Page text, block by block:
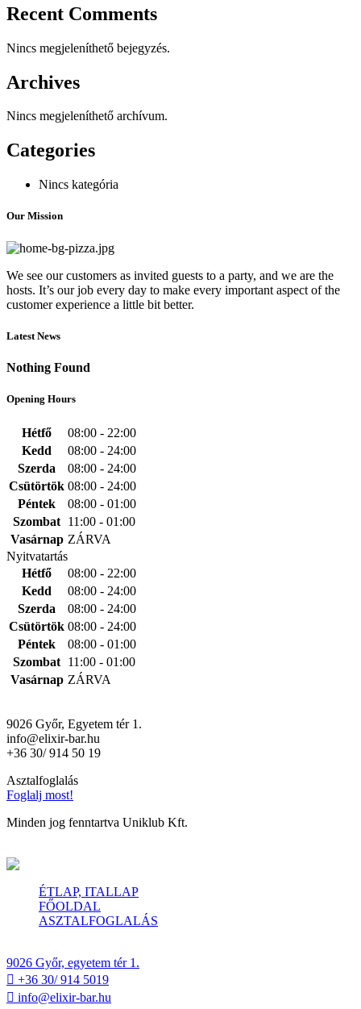
Recent Comments
Nincs megjeleníthető bejegyzés.
Archives
Nincs megjeleníthető archívum.
Categories
Nincs kategória
Our Mission
We see our customers as invited guests to a party, and we are the
hosts. It’s our job every day to make every important aspect of the
customer experience a little bit better.
Latest News
Nothing Found
Opening Hours
Hétfő
08:00 - 22:00
Kedd
08:00 - 24:00
Szerda
08:00 - 24:00
Csütörtök 08:00 - 24:00
Péntek
08:00 - 01:00
Szombat 11:00 - 01:00
Vasárnap ZÁRVA
Nyitvatartás
Hétfő
08:00 - 22:00
Kedd
08:00 - 24:00
Szerda
08:00 - 24:00
Csütörtök 08:00 - 24:00
Péntek
08:00 - 01:00
Szombat 11:00 - 01:00
Vasárnap ZÁRVA
9026 Győr, Egyetem tér 1.
info@elixir-bar.hu
+36 30/ 914 50 19
Asztalfoglalás
Foglalj most!
Minden jog fenntartva Uniklub Kft.
ÉTLAP, ITALLAP
FŐOLDAL
ASZTALFOGLALÁS
9026 Győr, egyetem tér 1.
+36 30/ 914 5019
info@elixir-bar.hu